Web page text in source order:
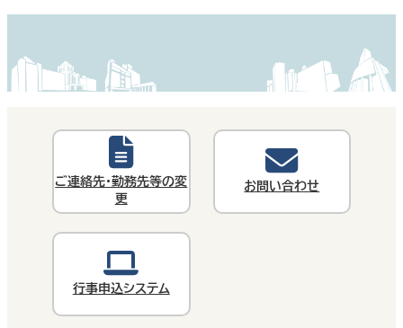
ご連絡先・勤務先等の変
更
お問い合わせ
行事申込システム